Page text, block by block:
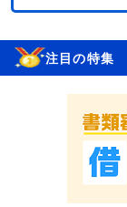
注目の特集